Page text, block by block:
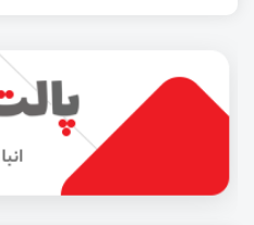
ماژول‌های کم‌مصرف Wi-Fi 6 و Bluetooth LE 5.4 از Silicon Labs برای اینترنت اشیا
بورد توسعه ESP32-C6 WiFi 6 مجهز به Bluetooth 5.0، پورت USB-C و نمایشگر 1.47 اینچی TFT LCD 1.47